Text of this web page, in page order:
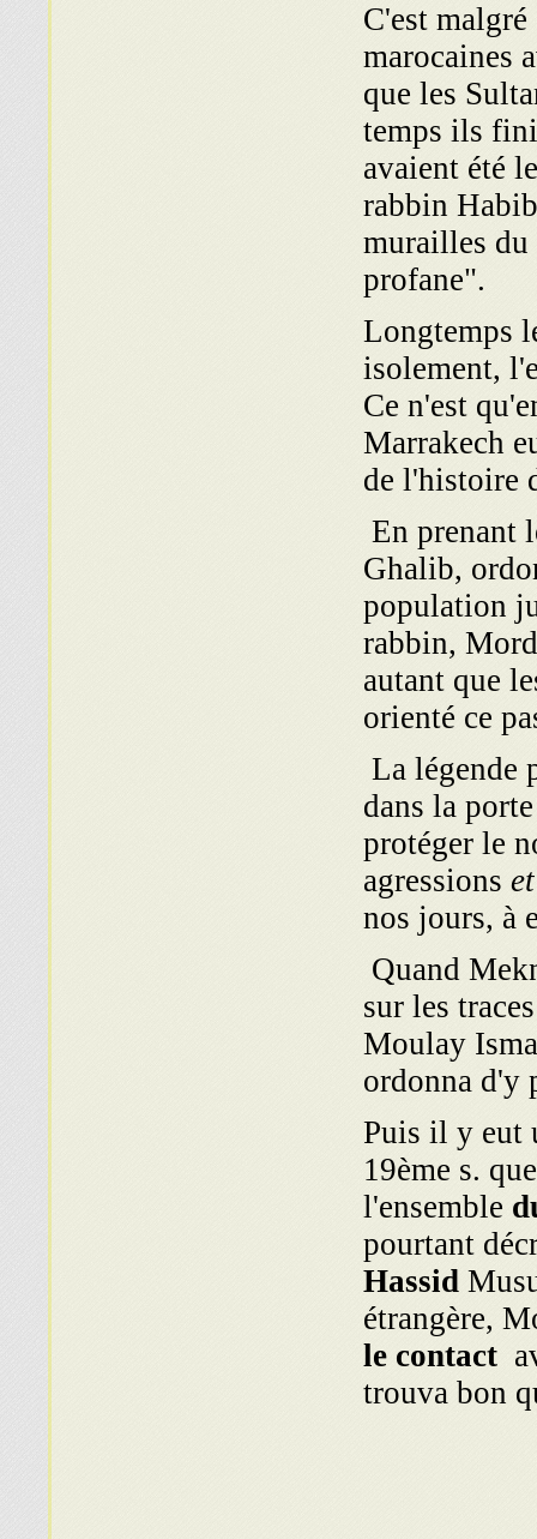
C'est
marocaines
que les
temps ils
avaient été
rabbin
murailles du
profane".
Longtemps
isolement,
Ce n'est
Marrakech
de l'histoire
En prenant
Ghalib,
population
rabbin,
autant que
orienté ce
La légende
dans la
protéger le
agressions
nos jours, à
Quand
sur les
Moulay
ordonna d'y
Puis il y eut
19ème s.
l'ensemble
pourtant
Hassid
étrangère,
le contact
trouva bon